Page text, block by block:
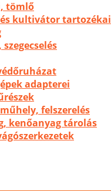
tömlő
kultivátor tartozékai
szegecselés
adapterei
felszerelés
kenőanyag tárolás